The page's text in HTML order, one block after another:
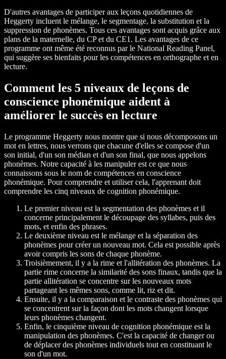
D'autres avantages de participer aux leçons quotidiennes de
Heggerty incluent le mélange, le segmentage, la substitution et la
suppression de phonèmes. Tous ces avantages sont acquis grâce aux
plans de la maternelle, du CP et du CE1. Les avantages de ce
programme ont même été reconnus par le National Reading Panel,
qui suggère ses bienfaits pour les compétences en orthographe et en
lecture.
Comment les 5 niveaux de leçons de
conscience phonémique aident à
améliorer le succès en lecture
Le programme Heggerty nous montre que si nous décomposons un
mot en lettres, nous verrons que chacune d'elles se compose d'un
son initial, d'un son médian et d'un son final, que nous appelons
phonèmes. Notre capacité à les manipuler est ce que nous
connaissons sous le nom de compétences en conscience
phonémique. Pour comprendre et utiliser cela, l'apprenant doit
comprendre les cinq niveaux de cognition phonémique.
Le premier niveau est la segmentation des phonèmes et il
concerne principalement le découpage des syllabes, puis des
mots, et enfin des phrases.
Le deuxième niveau est le mélange et la séparation des
phonèmes pour créer un nouveau mot. Cela est possible après
avoir compris les sons de chaque phonème.
Troisièmement, il y a la rime et l'allitération des phonèmes. La
partie rime concerne la similarité des sons finaux, tandis que la
partie allitération se concentre sur les nouveaux mots
partageant les mêmes sons, comme lit, riz et dit.
Ensuite, il y a la comparaison et le contraste des phonèmes qui
se concentrent sur la façon dont les mots changent lorsque
leurs phonèmes changent.
Enfin, le cinquième niveau de cognition phonémique est la
manipulation des phonèmes. C'est la capacité de changer ou
de déplacer des phonèmes individuels tout en constituant le
son d'un mot.